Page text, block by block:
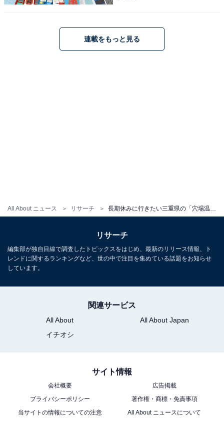
All About ニュース リサーチ
連載をもっと見る
リサーチ
編集部が独自目線で調査したトピックスをはじめ、最新のリリース情報、ト
レンドに関するランキングなど、世の中で注目を集めている話題をお知らせ
しています。
関連サービス
All About
All About Japan
イチオシ
サイト情報
会社概要
広告掲載
プライバシーポリシー
著作権・商標・免責事項
当サイトの情報についての注意
All About ニュースについて